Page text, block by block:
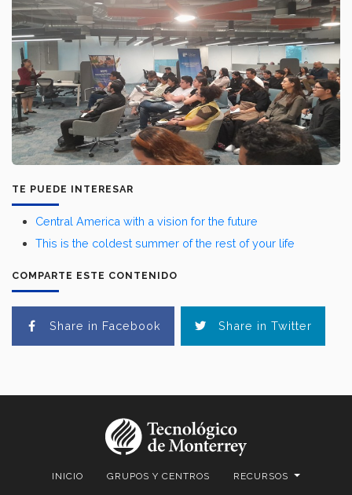
TE PUEDE INTERESAR
Central America with a vision for the future
This is the coldest summer of the rest of your life
COMPARTE ESTE CONTENIDO
Share in Facebook Share in Twitter
INICIO GRUPOS Y CENTROS RECURSOS